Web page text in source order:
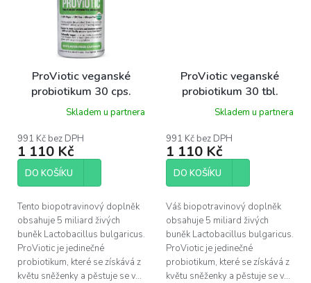
ProViotic veganské
probiotikum 30 cps.
Skladem u partnera
991 Kč bez DPH
1 110 Kč
DO KOŠÍKU
Tento biopotravinový doplněk
obsahuje 5 miliard živých
buněk Lactobacillus bulgaricus.
ProViotic je jedinečné
probiotikum, které se získává z
květu sněženky a pěstuje se v...
ProViotic veganské
probiotikum 30 tbl.
Skladem u partnera
991 Kč bez DPH
1 110 Kč
DO KOŠÍKU
Váš biopotravinový doplněk
obsahuje 5 miliard živých
buněk Lactobacillus bulgaricus.
ProViotic je jedinečné
probiotikum, které se získává z
květu sněženky a pěstuje se v...